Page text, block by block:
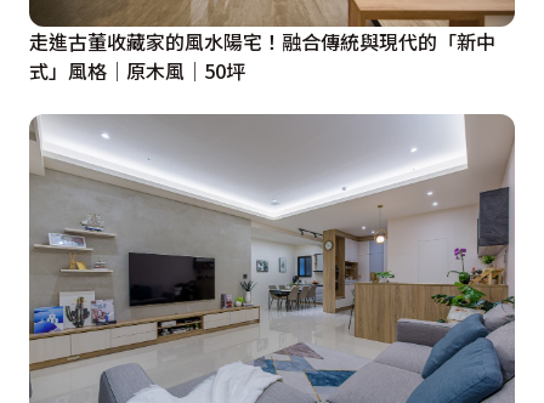
走進古董收藏家的風水陽宅！融合傳統與現代的「新中
式」風格│原木風│50坪